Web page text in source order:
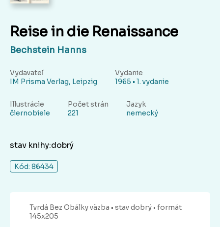
Reise in die Renaissance
Bechstein Hanns
Vydavateľ
IM Prisma Verlag, Leipzig
Vydanie
1965 • 1. vydanie
Illustrácie
čiernobiele
Počet strán
221
Jazyk
nemecký
stav knihy:dobrý
Kód: 86434
Tvrdá Bez Obálkyväzba • stav dobrý • formát
145x205